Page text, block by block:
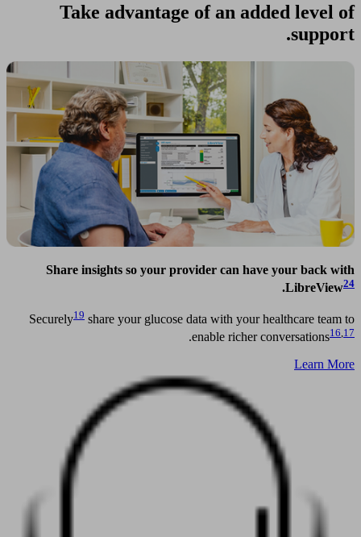
Take advantage of an added level of
support.
Share insights so your provider can have your back with
LibreView24
.
Securely19 share your glucose data with your healthcare team to
enable richer conversations16 17
.
Learn More